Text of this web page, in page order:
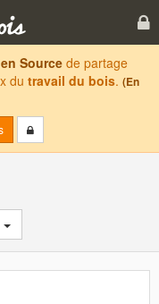
Sourcede partage
du travail du bois. (En